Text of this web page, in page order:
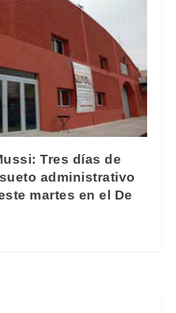
Tres días de
administrativo
martes en el De